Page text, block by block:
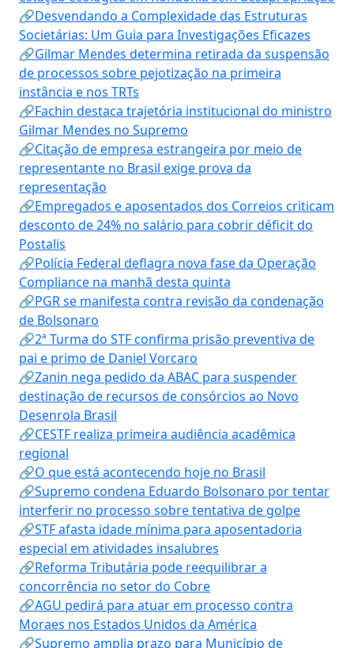
🔗Desvendando a Complexidade das Estruturas
Societárias: Um Guia para Investigações Eficazes
🔗Gilmar Mendes determina retirada da suspensão
de processos sobre pejotização na primeira
instância e nos TRTs
🔗Fachin destaca trajetória institucional do ministro
Gilmar Mendes no Supremo
🔗Citação de empresa estrangeira por meio de
representante no Brasil exige prova da
representação
🔗Empregados e aposentados dos Correios criticam
desconto de 24% no salário para cobrir déficit do
Postalis
🔗Polícia Federal deflagra nova fase da Operação
Compliance na manhã desta quinta
🔗PGR se manifesta contra revisão da condenação
de Bolsonaro
🔗2ª Turma do STF confirma prisão preventiva de
pai e primo de Daniel Vorcaro
🔗Zanin nega pedido da ABAC para suspender
destinação de recursos de consórcios ao Novo
Desenrola Brasil
🔗CESTF realiza primeira audiência acadêmica
regional
🔗O que está acontecendo hoje no Brasil
🔗Supremo condena Eduardo Bolsonaro por tentar
interferir no processo sobre tentativa de golpe
🔗STF afasta idade mínima para aposentadoria
especial em atividades insalubres
🔗Reforma Tributária pode reequilibrar a
concorrência no setor do Cobre
🔗AGU pedirá para atuar em processo contra
Moraes nos Estados Unidos da América
🔗Supremo amplia prazo para Município de